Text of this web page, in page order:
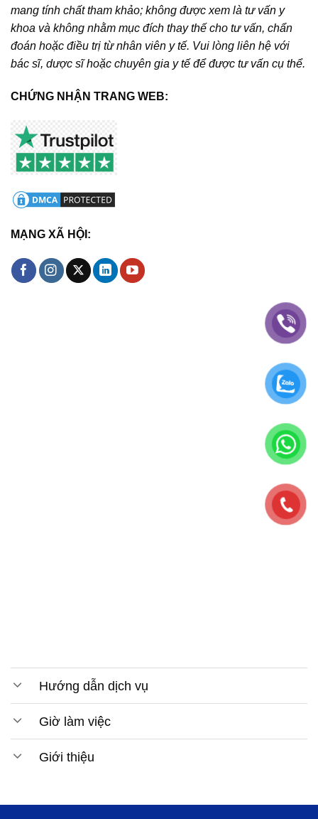
mang tính chất tham khảo; không được xem là tư vấn y
khoa và không nhằm mục đích thay thế cho tư vấn, chẩn
đoán hoặc điều trị từ nhân viên y tế. Vui lòng liên hệ với
bác sĩ, dược sĩ hoặc chuyên gia y tế để được tư vấn cụ thể.
CHỨNG NHẬN TRANG WEB:
MẠNG XÃ HỘI:
Hướng dẫn dịch vụ
Giờ làm việc
Giới thiệu